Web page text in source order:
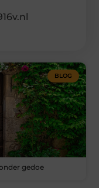
BLOG
gedoe